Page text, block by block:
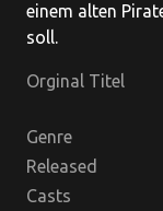
einem alten
soll.
Orginal Titel
Genre
Released
Casts